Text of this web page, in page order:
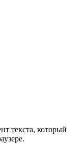
текста, который